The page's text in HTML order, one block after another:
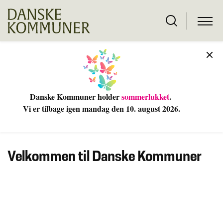
Danske Kommuner holdersommerlukket.
Vi er tilbage igen mandag den 10. august 2026.
Velkommen til Danske Kommuner